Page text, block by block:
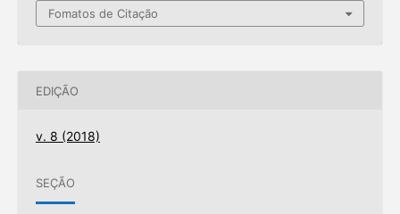
Fomatos de Citação
EDIÇÃO
v. 8 (2018)
SEÇÃO